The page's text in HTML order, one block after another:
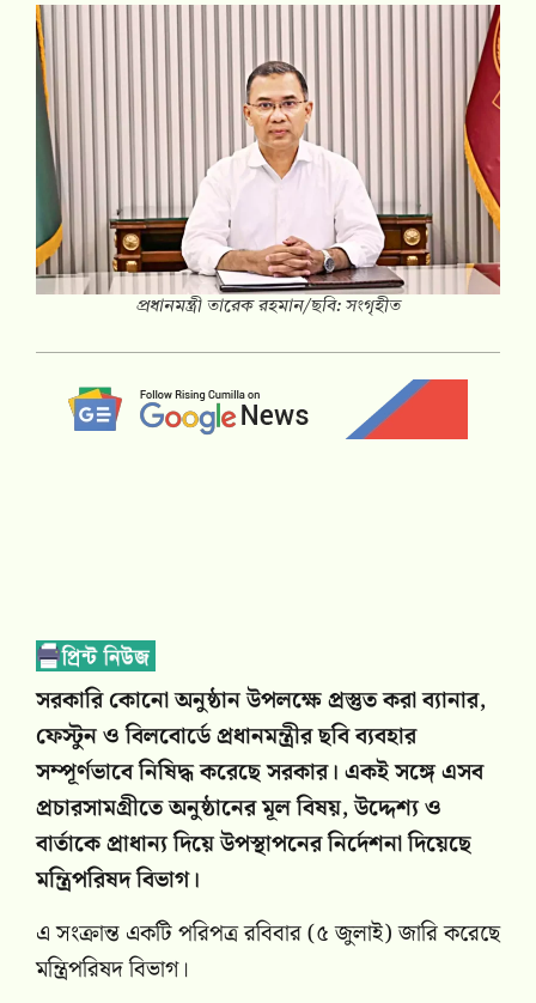
প্রধানমন্ত্রী তারেক রহমান/ছবি: সংগৃহীত
সরকারি কোনো অনুষ্ঠান উপলক্ষে প্রস্তুত করা ব্যানার,
ফেস্টুন ও বিলবোর্ডে প্রধানমন্ত্রীর ছবি ব্যবহার
সম্পূর্ণভাবে নিষিদ্ধ করেছে সরকার। একই সঙ্গে এসব
প্রচারসামগ্রীতে অনুষ্ঠানের মূল বিষয়, উদ্দেশ্য ও
বার্তাকে প্রাধান্য দিয়ে উপস্থাপনের নির্দেশনা দিয়েছে
মন্ত্রিপরিষদ বিভাগ।
এ সংক্রান্ত একটি পরিপত্র রবিবার (৫ জুলাই) জারি করেছে
মন্ত্রিপরিষদ বিভাগ।